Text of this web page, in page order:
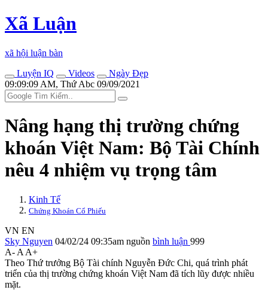
Xã Luận
xã hội luận bàn
Luyện IQ
Videos
Ngày Đẹp
09:09:09 AM, Thứ Abc 09/09/2021
Nâng hạng thị trường chứng
khoán Việt Nam: Bộ Tài Chính
nêu 4 nhiệm vụ trọng tâm
Kinh Tế
Chứng Khoán Cổ Phiếu
VN EN
Sky Nguyen 04/02/24 09:35am nguồn bình luận 999
A- A A+
Theo Thứ trưởng Bộ Tài chính Nguyễn Đức Chi, quá trình phát
triển của thị trường chứng khoán Việt Nam đã tích lũy được nhiều
mặt.